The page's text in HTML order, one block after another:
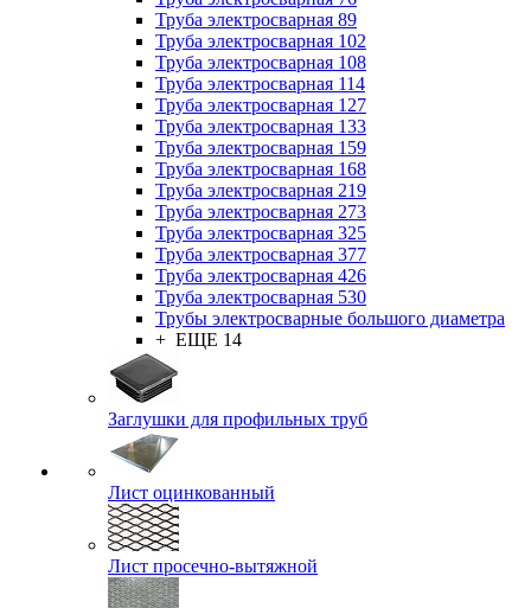
Труба электросварная 89
Труба электросварная 102
Труба электросварная 108
Труба электросварная 114
Труба электросварная 127
Труба электросварная 133
Труба электросварная 159
Труба электросварная 168
Труба электросварная 219
Труба электросварная 273
Труба электросварная 325
Труба электросварная 377
Труба электросварная 426
Труба электросварная 530
Трубы электросварные большого диаметра
+ ЕЩЕ 14
Заглушки для профильных труб
Лист оцинкованный
Лист просечно-вытяжной